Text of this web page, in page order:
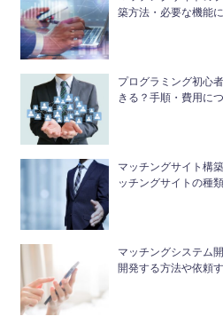
築方法・必要な機能
プログラミング初心
きる？手順・費用に
マッチングサイト構
ッチングサイトの種
マッチングシステム
開発する方法や依頼